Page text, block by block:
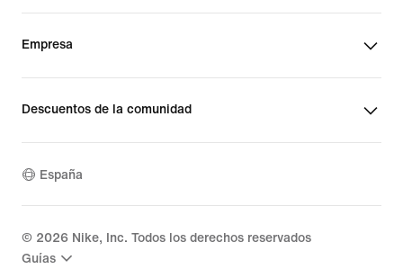
Empresa
Descuentos de la comunidad
España
© 2026 Nike, Inc. Todos los derechos reservados
Guías